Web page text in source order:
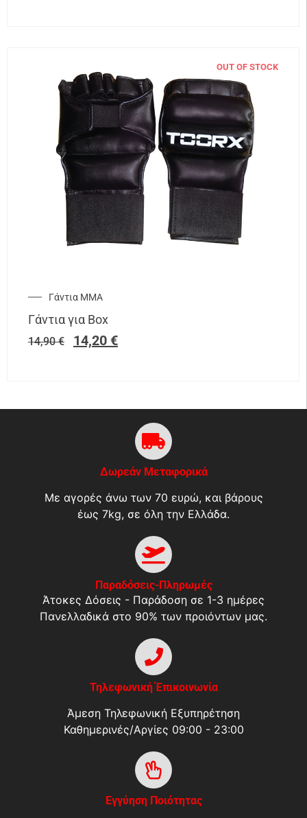
OUT OF STOCK
Γάντια ΜΜΑ
Γάντια για Box
14,90€ 14,20 €
Δωρεάν Μεταφορικά
Με αγορές άνω των 70 ευρώ, και βάρους
έως 7kg, σε όλη την Ελλάδα.
Παραδόσεις-Πληρωμές
Άτοκες Δόσεις - Παράδοση σε 1-3 ημέρες
Πανελλαδικά στο 90% των προιόντων μας.
Τηλεφωνική Έπικοινωνία
Άμεση Τηλεφωνική Εξυπηρέτηση
Καθημερινές/Αργίες 09:00 - 23:00
Εγγύηση Ποιότητας